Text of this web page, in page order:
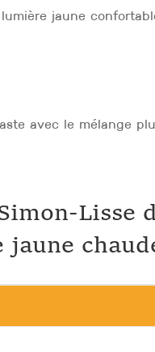
jaune
avec le mélange
Lisse